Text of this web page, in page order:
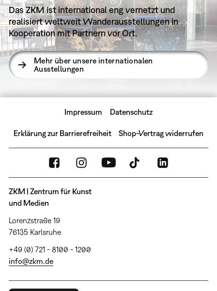
Das ZKM ist international eng vernetzt und
realisiert weltweit Wanderausstellungen in
Kooperation mit Partnern vor Ort.
Mehr über unsere internationalen
Ausstellungen
Impressum Datenschutz
Erklärung zur Barrierefreiheit Shop-Vertrag widerrufen
ZKM | Zentrum für Kunst
und Medien
Lorenzstraße 19
76135 Karlsruhe
+49 (0) 721 - 8100 - 1200
info@zkm.de